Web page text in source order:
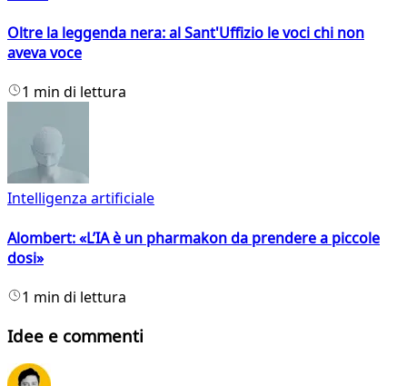
Oltre la leggenda nera: al Sant'Uffizio le voci chi non
aveva voce
1 min di lettura
Intelligenza artificiale
Alombert: «L’IA è un pharmakon da prendere a piccole
dosi»
1 min di lettura
Idee e commenti